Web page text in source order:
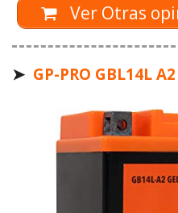
Ver Otras
➤ GP-PRO GBL14L A2